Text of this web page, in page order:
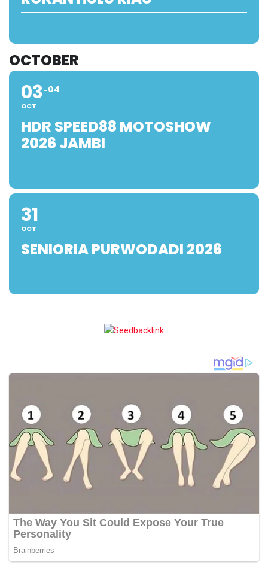
OCTOBER
03
OCT
04
HDR SPEED88 MOTOSHOW
2026 JAMBI
31
OCT
SENIORIA PURWODADI 2026